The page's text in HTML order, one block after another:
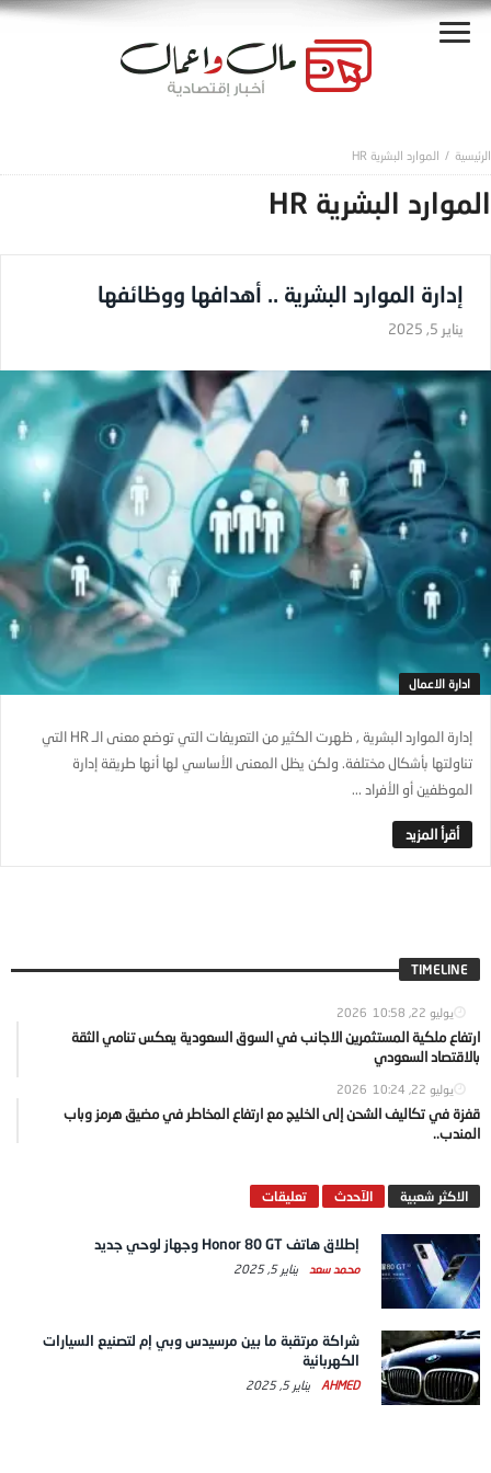
الموارد البشرية HR
الموارد البشرية HR
إدارة الموارد البشرية .. أهدافها ووظائفها
يناير 5, 2025
ادارة الاعمال
إدارة الموارد البشرية , ظهرت الكثير من التعريفات التي توضع معنى الـ HR التي
تناولتها بأشكال مختلفة. ولكن يظل المعنى الأساسي لها أنها طريقة إدارة
الموظفين أو الأفراد ...
TIMELINE
يوليو 22, 2026 10:58
ارتفاع ملكية المستثمرين الاجانب في السوق السعودية يعكس تنامي الثقة
بالاقتصاد السعودي
يوليو 22, 2026 10:24
قفزة في تكاليف الشحن إلى الخليج مع ارتفاع المخاطر في مضيق هرمز وباب
المندب..
الاكثر شعبية الآحدث تعليقات
إطلاق هاتف Honor 80 GT وجهاز لوحي جديد
محمد سعد يناير 5, 2025
شراكة مرتقبة ما بين مرسيدس وبي إم لتصنيع السيارات
الكهربائية
AHMED يناير 5, 2025